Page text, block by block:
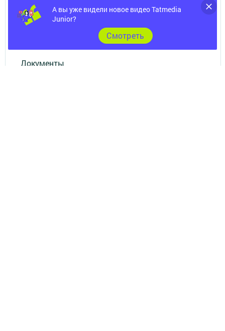
Фотогалереи
Документы
А вы уже видели новое видео Tatmedia
Junior?
Cмотреть